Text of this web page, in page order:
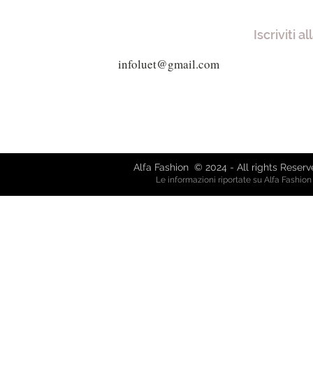
Iscriviti
Alfa Fashion © 2024 - All rights
Le informazioni riportate su Alfa